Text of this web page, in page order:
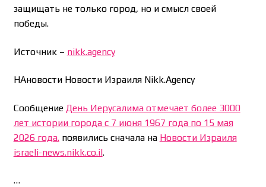
защищать не только город, но и смысл своей
победы.
Источник – nikk.agency
НАновости Новости Израиля Nikk.Agency
Сообщение День Иерусалима отмечает более 3000
лет истории города с 7 июня 1967 года по 15 мая
2026 года.появились сначала на Новости Израиля
israeli-news.nikk.co.il.
…